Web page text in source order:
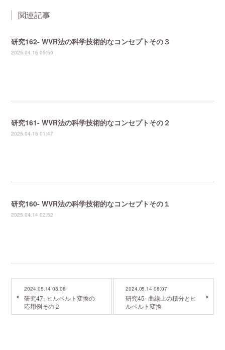
関連記事
研究162- WVR法の科学技術的なコンセプトその３
2025.04.16 05:50
研究161- WVR法の科学技術的なコンセプトその２
2025.04.15 01:47
研究160- WVR法の科学技術的なコンセプトその１
2025.04.14 02:52
2024.05.14 08:08
研究47- ヒルベルト変換の
応用例その２
2024.05.14 08:07
研究45- 曲線上の積分とヒ
ルベルト変換